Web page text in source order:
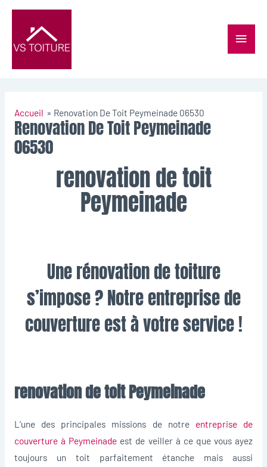
Accueil Renovation De Toit Peymeinade 06530
Renovation De Toit Peymeinade
06530
renovation de toit
Peymeinade
Une rénovation de toiture
s’impose ? Notre entreprise de
couverture est à votre service !
renovation de toit Peymeinade
L’une des principales missions de notre entreprise de
couverture à Peymeinade est de veiller à ce que vous ayez
toujours un toit parfaitement étanche mais aussi